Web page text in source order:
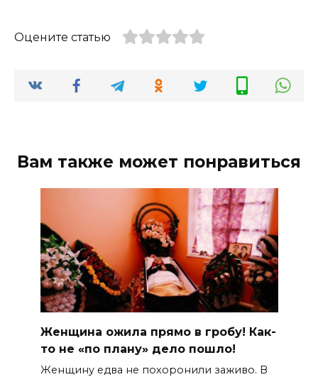
Оцените статью
Вам также может понравиться
Женщина ожила прямо в гробу! Как-
то не «по плану» дело пошло!
Женщину едва не похоронили заживо. В